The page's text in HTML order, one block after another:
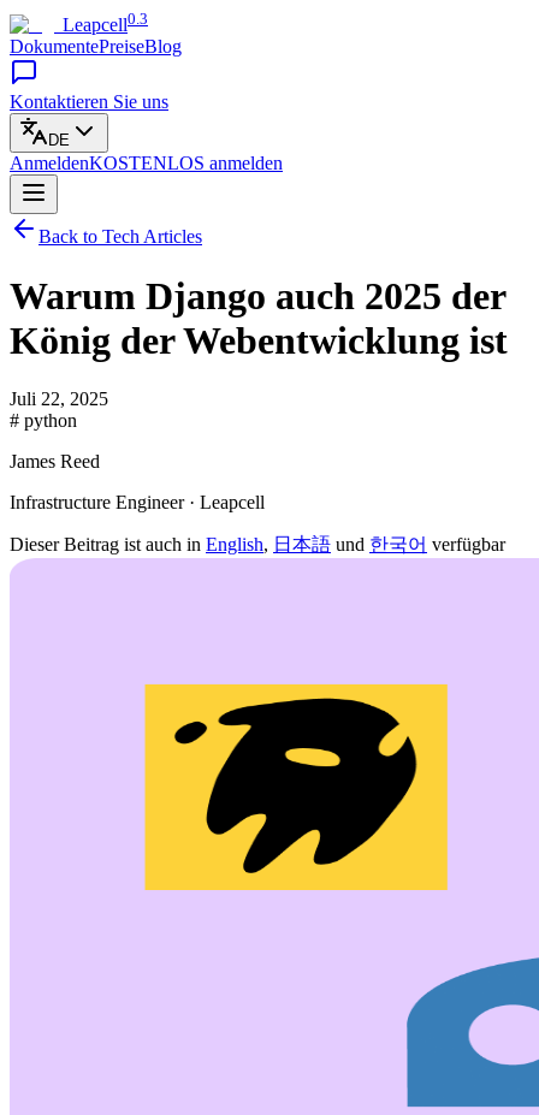
Leapcell0.3
DokumentePreiseBlog
Kontaktieren Sie uns
DE
AnmeldenKOSTENLOS anmelden
Back to Tech Articles
Warum Django auch 2025 der
König der Webentwicklung ist
Juli 22, 2025
# python
James Reed
Infrastructure Engineer · Leapcell
Dieser Beitrag ist auch in English, 日本語 und 한국어 verfügbar